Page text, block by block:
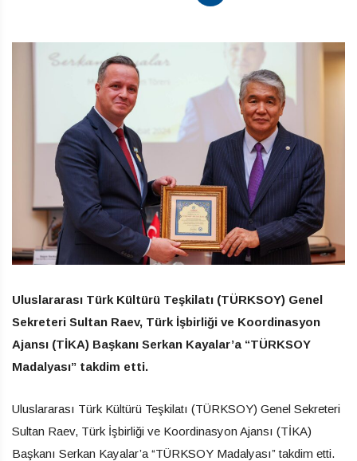
Uluslararası Türk Kültürü Teşkilatı (TÜRKSOY) Genel
Sekreteri Sultan Raev, Türk İşbirliği ve Koordinasyon
Ajansı (TİKA) Başkanı Serkan Kayalar’a “TÜRKSOY
Madalyası” takdim etti.
Uluslararası Türk Kültürü Teşkilatı (TÜRKSOY) Genel Sekreteri
Sultan Raev, Türk İşbirliği ve Koordinasyon Ajansı (TİKA)
Başkanı Serkan Kayalar’a “TÜRKSOY Madalyası” takdim etti.